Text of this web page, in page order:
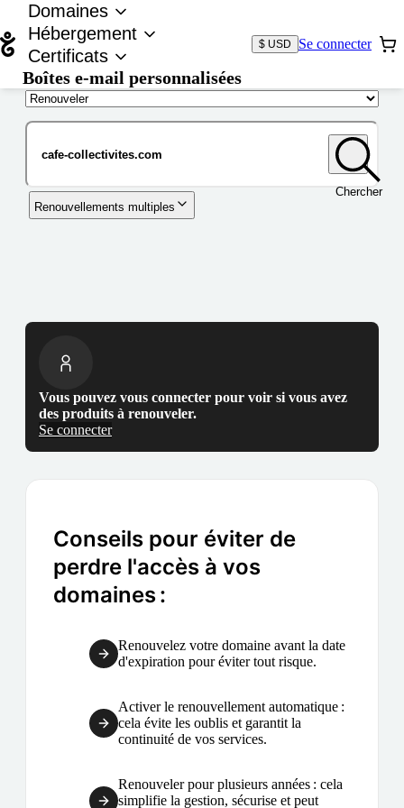
Domaines
Hébergement
Certificats
Boîtes e-mail personnalisées
$ USD Se connecter
Chercher
Renouvellements multiples
Vous pouvez vous connecter pour voir si vous avez
des produits à renouveler.
Se connecter
Conseils pour éviter de
perdre l'accès à vos
domaines :
Renouvelez votre domaine avant la date
d'expiration pour éviter tout risque.
Activer le renouvellement automatique :
cela évite les oublis et garantit la
continuité de vos services.
Renouveler pour plusieurs années : cela
simplifie la gestion, sécurise et peut